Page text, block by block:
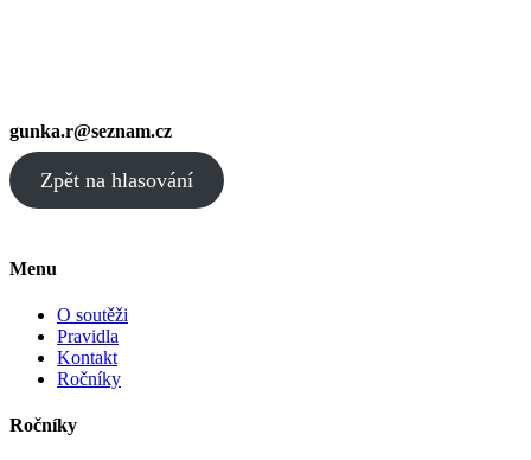
gunka.r@seznam.cz
Zpět na hlasování
Menu
O soutěži
Pravidla
Kontakt
Ročníky
Ročníky